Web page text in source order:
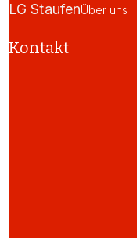
LG StaufenÜber uns
Kontakt